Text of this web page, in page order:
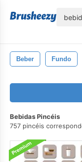
Beber Fundo
Bebidas Pincéis
757 pincéis